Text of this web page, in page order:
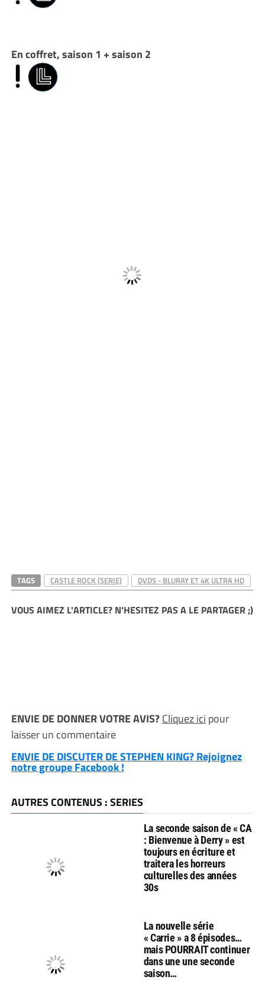
En coffret, saison 1 + saison 2
TAGS CASTLE ROCK (SERIE) DVDS - BLURAY ET 4K ULTRA HD
VOUS AIMEZ L'ARTICLE? N'HESITEZ PAS A LE PARTAGER ;)
ENVIE DE DONNER VOTRE AVIS?Cliquez ici pour
laisser un commentaire
ENVIE DE DISCUTER DE STEPHEN KING? Rejoignez
notre groupe Facebook !
AUTRES CONTENUS : SERIES
La seconde saison de « CA
: Bienvenue à Derry » est
toujours en écriture et
traitera les horreurs
culturelles des années
30s
La nouvelle série
« Carrie » a 8 épisodes…
mais POURRAIT continuer
dans une une seconde
saison…